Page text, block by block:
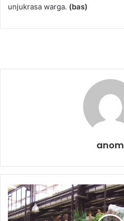
unjukrasa warga. (bas)
anom
T
a
n